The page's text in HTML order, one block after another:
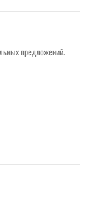
предложений.